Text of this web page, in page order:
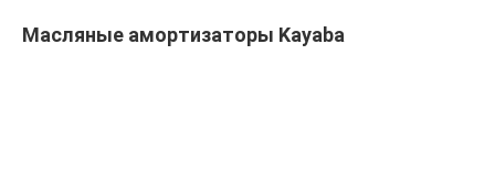
Масляные амортизаторы Kayaba